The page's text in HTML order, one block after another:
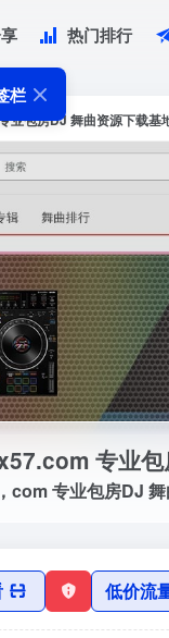
栏
热门排行
业包房DJ 舞曲资源下载基
专业
低价流
，com 专业包房DJ
位满...